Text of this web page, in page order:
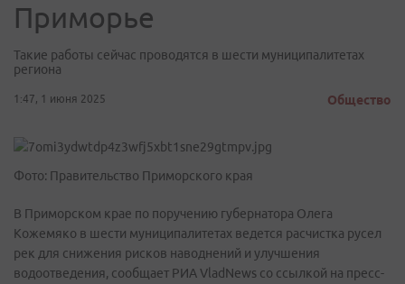
Приморье
Такие работы сейчас проводятся в шести муниципалитетах
региона
1:47, 1 июня 2025 Общество
Фото: Правительство Приморского края
В Приморском крае по поручению губернатора Олега
Кожемяко в шести муниципалитетах ведется расчистка русел
рек для снижения рисков наводнений и улучшения
водоотведения, сообщает РИА VladNews со ссылкой на пресс-